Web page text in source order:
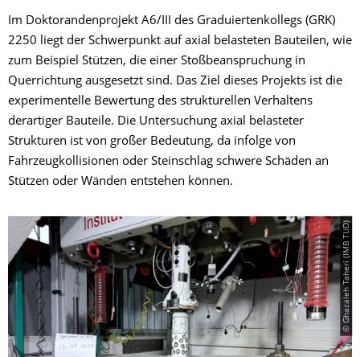
Im Doktorandenprojekt A6/III des Graduiertenkollegs (GRK)
2250 liegt der Schwerpunkt auf axial belasteten Bauteilen, wie
zum Beispiel Stützen, die einer Stoßbeanspruchung in
Querrichtung ausgesetzt sind. Das Ziel dieses Projekts ist die
experimentelle Bewertung des strukturellen Verhaltens
derartiger Bauteile. Die Untersuchung axial belasteter
Strukturen ist von großer Bedeutung, da infolge von
Fahrzeugkollisionen oder Steinschlag schwere Schäden an
Stützen oder Wänden entstehen können.
© Ghazaleh Taheri (IMB TUD)